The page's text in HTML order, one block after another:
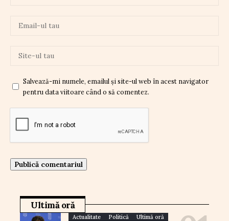
Salvează-mi numele, emailul și site-ul web în acest navigator
pentru data viitoare când o să comentez.
Ultimă oră
Actualitate Politică Ultimă oră